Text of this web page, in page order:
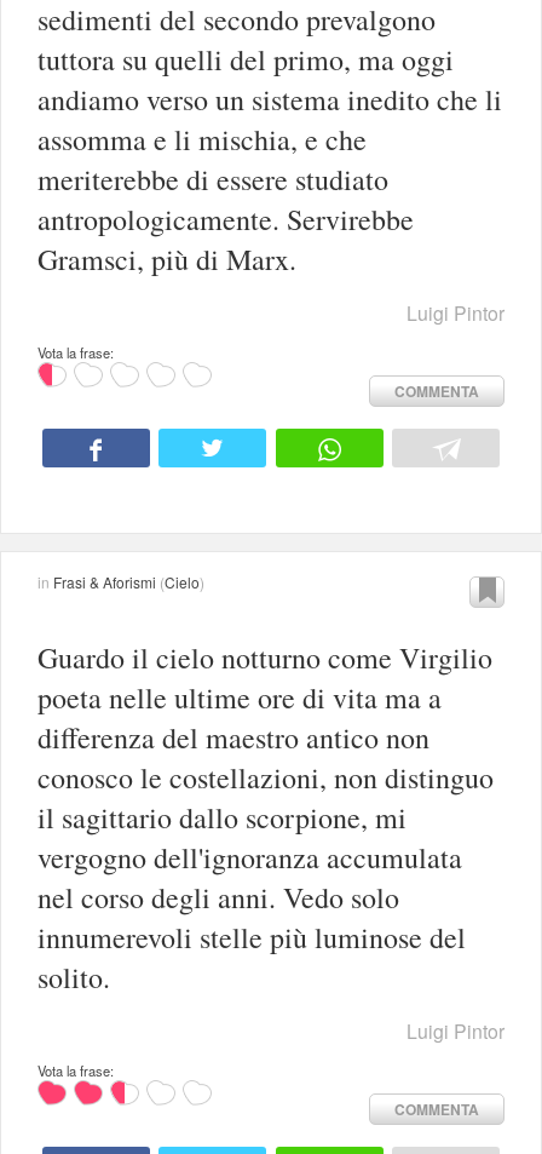
sedimenti del secondo prevalgono
tuttora su quelli del primo, ma oggi
andiamo verso un sistema inedito che li
assomma e li mischia, e che
meriterebbe di essere studiato
antropologicamente. Servirebbe
Gramsci, più di Marx.
Luigi Pintor
Vota la frase:
COMMENTA
in Frasi & Aforismi (Cielo)
Guardo il cielo notturno come Virgilio
poeta nelle ultime ore di vita ma a
differenza del maestro antico non
conosco le costellazioni, non distinguo
il sagittario dallo scorpione, mi
vergogno dell'ignoranza accumulata
nel corso degli anni. Vedo solo
innumerevoli stelle più luminose del
solito.
Luigi Pintor
Vota la frase:
COMMENTA